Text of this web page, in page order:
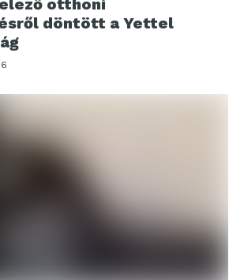
otthoni
döntött a Yettel